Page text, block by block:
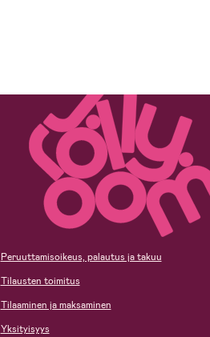
Peruuttamisoikeus, palautus ja takuu
Tilausten toimitus
Tilaaminen ja maksaminen
Yksityisyys